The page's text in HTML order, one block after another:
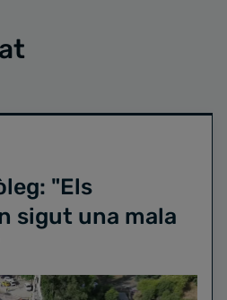
"Els
sigut una mala